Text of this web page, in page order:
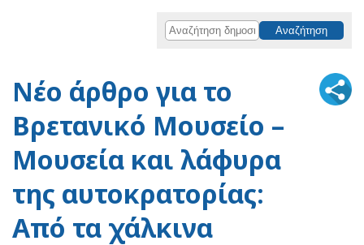
Νέο άρθρο για το
Βρετανικό Μουσείο –
Μουσεία και λάφυρα
της αυτοκρατορίας:
Από τα χάλκινα